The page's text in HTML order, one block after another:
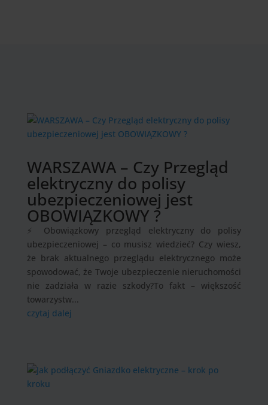
WARSZAWA – Czy Przegląd
elektryczny do polisy
ubezpieczeniowej jest
OBOWIĄZKOWY ?
⚡ Obowiązkowy przegląd elektryczny do polisy
ubezpieczeniowej – co musisz wiedzieć? Czy wiesz,
że brak aktualnego przeglądu elektrycznego może
spowodować, że Twoje ubezpieczenie nieruchomości
nie zadziała w razie szkody?To fakt – większość
towarzystw...
czytaj dalej